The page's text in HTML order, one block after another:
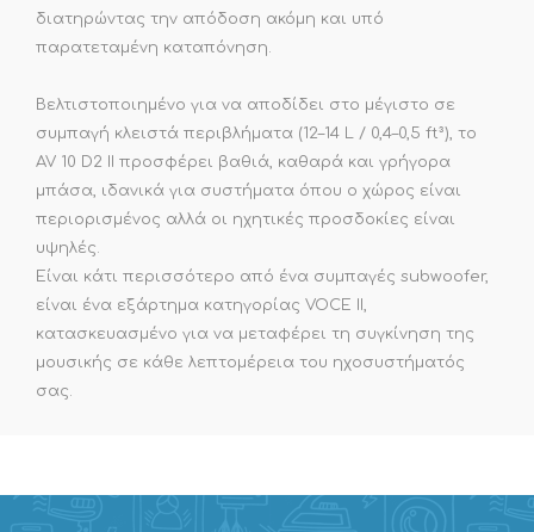
διατηρώντας την απόδοση ακόμη και υπό
παρατεταμένη καταπόνηση.
Βελτιστοποιημένο για να αποδίδει στο μέγιστο σε
συμπαγή κλειστά περιβλήματα (12–14 L / 0,4–0,5 ft³), το
AV 10 D2 II προσφέρει βαθιά, καθαρά και γρήγορα
μπάσα, ιδανικά για συστήματα όπου ο χώρος είναι
περιορισμένος αλλά οι ηχητικές προσδοκίες είναι
υψηλές.
Είναι κάτι περισσότερο από ένα συμπαγές subwoofer,
είναι ένα εξάρτημα κατηγορίας VOCE II,
κατασκευασμένο για να μεταφέρει τη συγκίνηση της
μουσικής σε κάθε λεπτομέρεια του ηχοσυστήματός
σας.